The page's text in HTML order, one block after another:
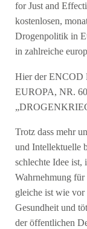
for Just and
kostenlosen,
Drogenpolitik in
in zahlreiche
Hier der
EUROPA, NR.
Trotz dass mehr
und Intellektuelle
schlechte Idee ist,
Wahrnehmung
gleiche ist wie
Gesundheit und
der öffentlichen